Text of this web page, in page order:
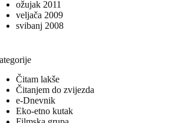
ožujak 2011
veljača 2009
svibanj 2008
Čitam lakše
Čitanjem do zvijezda
e-Dnevnik
Eko-etno kutak